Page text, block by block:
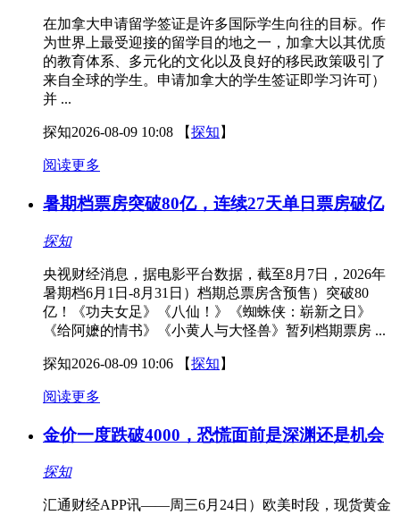
在加拿大申请留学签证是许多国际学生向往的目标。作
为世界上最受迎接的留学目的地之一，加拿大以其优质
的教育体系、多元化的文化以及良好的移民政策吸引了
来自全球的学生。申请加拿大的学生签证即学习许可）
并 ...
探知2026-08-09 10:08 【探知 】
阅读更多
暑期档票房突破80亿，连续27天单日票房破亿
探知
央视财经消息，据电影平台数据，截至8月7日，2026年
暑期档6月1日-8月31日）档期总票房含预售）突破80
亿！《功夫女足》《八仙！》《蜘蛛侠：崭新之日》
《给阿嬷的情书》《小黄人与大怪兽》暂列档期票房 ...
探知2026-08-09 10:06 【探知 】
阅读更多
金价一度跌破4000，恐慌面前是深渊还是机会
探知
汇通财经APP讯——周三6月24日）欧美时段，现货黄金